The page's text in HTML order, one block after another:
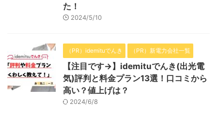
た！
2024/5/10
（PR）idemituでんき （PR）新電力会社一覧
【注目です→】idemituでんき(出光電
気)評判と料金プラン13選！口コミから
高い？値上げは？
2024/6/8